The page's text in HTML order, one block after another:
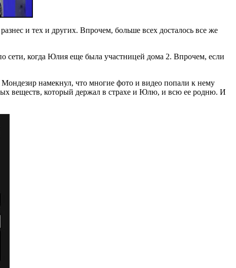
и тех и других. Впрочем, больше всех досталось все же
сети, когда Юлия еще была участницей дома 2. Впрочем, если
Мондезир намекнул, что многие фото и видео попали к нему
веществ, который держал в страхе и Юлю, и всю ее родню. И